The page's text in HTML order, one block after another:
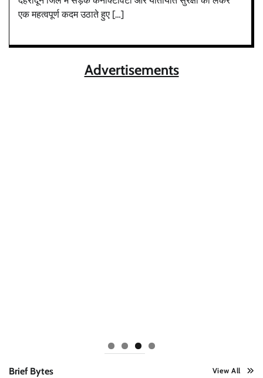
एक महत्वपूर्ण कदम उठाते हुए […]
Advertisements
Brief Bytes View All